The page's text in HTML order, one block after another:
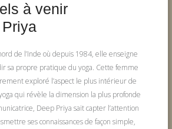
à venir
de l’Inde où depuis 1984, elle enseigne
sa propre pratique du yoga. Cette femme
exploré l’aspect le plus intérieur de
qui révèle la dimension la plus profonde
Deep Priya sait capter l’attention
ses connaissances de façon simple,